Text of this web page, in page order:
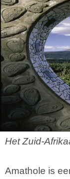
Het Zuid-
Amathole is